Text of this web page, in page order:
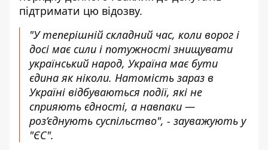
підтримати цю відозву.
"У теперішній складний час, коли ворог і
досі має сили і потужності знищувати
український народ, Україна має бути
єдина як ніколи. Натомість зараз в
Україні відбуваються події, які не
сприяють єдності, а навпаки —
роз’єднують суспільство", - зауважують у
"ЄС".